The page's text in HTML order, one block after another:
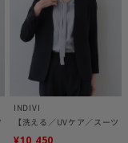
-・-・-・-・-・-・-・-・-・-
気に入り登録』がおすすめ
テムにある「ハートマーク」
きます！
】2つボタンテーラードカラー
INDIVI
【洗える／UVケア／スーツ
¥10,450